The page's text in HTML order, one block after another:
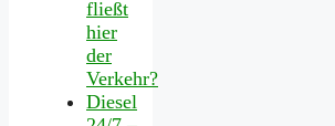
fließt
hier
der
Verkehr?
Diesel